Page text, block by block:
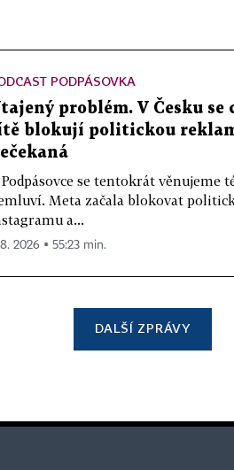
PODPÁSOVKA
problém. V Česku
blokují politickou
se tentokrát věnujeme
Meta začala blokovat
a...
2026 ▪ 55:23 min.
DALŠÍ ZPRÁVY